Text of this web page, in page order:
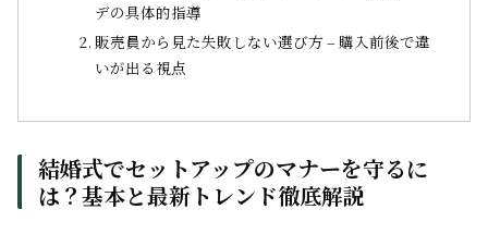
デの具体的指導
販売員から見た失敗しない選び方 – 購入前後で違
いが出る視点
結婚式でセットアップのマナーを守るに
は？基本と最新トレンド徹底解説